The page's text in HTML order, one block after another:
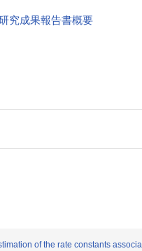
究成果報告書概要
of the rate constants